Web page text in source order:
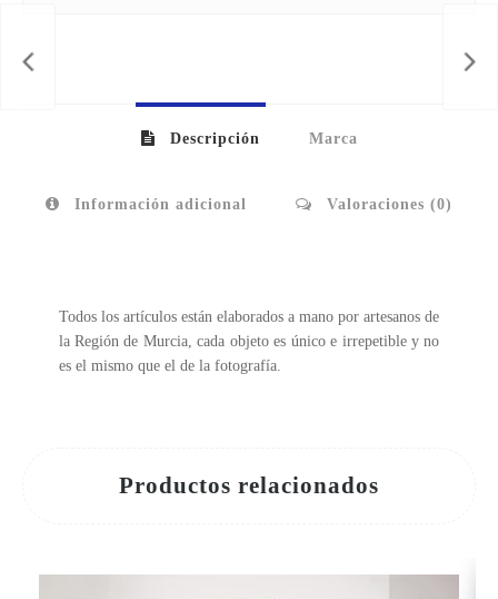
Descripción Marca
Información adicional Valoraciones (0)
Todos los artículos están elaborados a mano por artesanos de
la Región de Murcia, cada objeto es único e irrepetible y no
es el mismo que el de la fotografía.
Productos relacionados